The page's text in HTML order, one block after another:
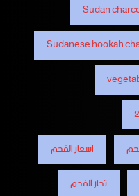
Sudan
Sudanese hookah
اسعار الفحم
تجار الفحم